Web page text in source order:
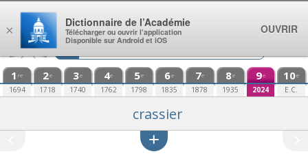
Aller au contenu
1 re
1694
2e
1718
3e
1740
4e
1762
5e
1798
6e
1835
7e
1878
8e
1935
9e
2024
10e
E.C.
crassier
×
Dictionnaire de l’Académie
Télécharger ou ouvrir l’application
Disponible sur Android et iOS
OUVRIR